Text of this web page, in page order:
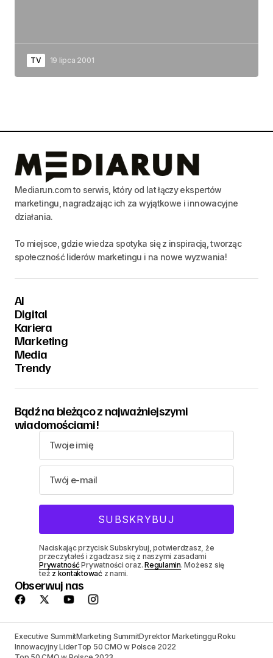
TV 19 lipca 2001
Mediarun.com to serwis, który od lat łączy ekspertów
marketingu, nagradzając ich za wyjątkowe i innowacyjne
działania.
To miejsce, gdzie wiedza spotyka się z inspiracją, tworząc
społeczność liderów marketingu i na nowe wyzwania!
AI
Digital
Kariera
Marketing
Media
Trendy
Bądź na bieżąco z najważniejszymi
wiadomościami!
Naciskając przycisk Subskrybuj, potwierdzasz, że
przeczytałeś i zgadzasz się z naszymi zasadami
PrywatnośćPrywatności oraz.Regulamin. Możesz się
też z kontaktowaćz nami.
Obserwuj nas
Executive SummitMarketing SummitDyrektor Marketinggu Roku
Innowacyjny LiderTop 50 CMO w Polsce 2022